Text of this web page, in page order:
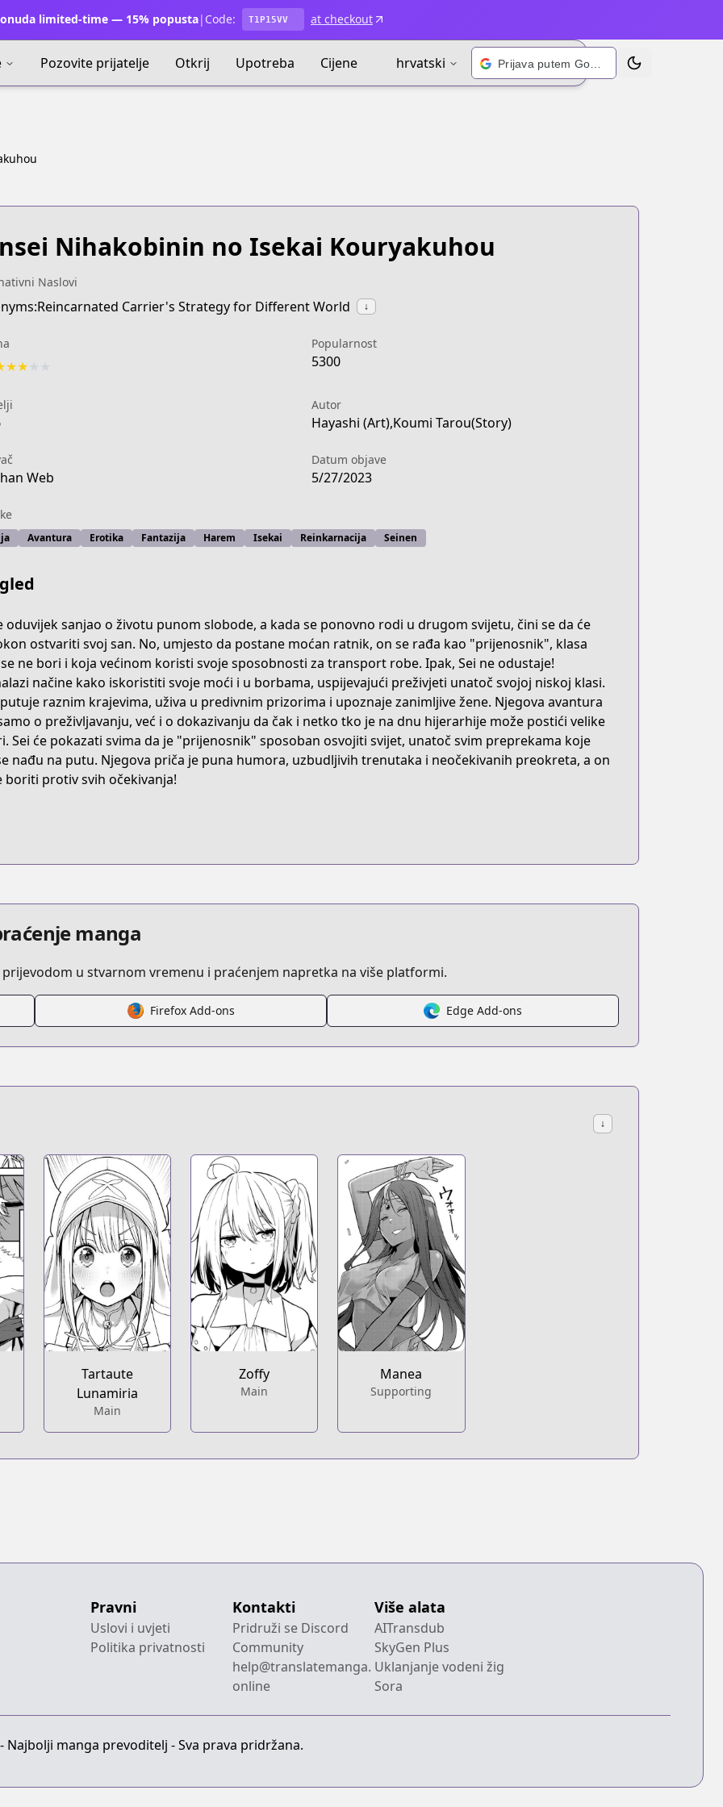
limited-time — 15% popusta| Code: T1P15VV at checkout
Pozovite prijatelje Otkrij Upotreba Cijene hrvatski Prebaci temu
4c69-ad99-6b3ce4ad55de
ni-hakobijin-no-isekai-kouryakuhou
jin-no-isekai-kouryakuhou
www.cdjapan.co.jp/searchuni?fq.category=UD:14&q=転生荷運び人の異世界攻略法
a-reincarnated-carriers-strategy-for-another-world/
Nihakobinin no Isekai Kouryakuhou
Naslovi
Carrier's Strategy for Different World ↓
★★
Popularnost
5300
Autor
Hayashi (Art),Koumi Tarou(Story)
Web
Datum objave
5/27/2023
Avantura Erotika Fantazija Harem Isekai Reinkarnacija Seinen
oduvijek sanjao o životu punom slobode, a kada se ponovno rodi u drugom svijetu, čini se da će
ostvariti svoj san. No, umjesto da postane moćan ratnik, on se rađa kao "prijenosnik", klasa
ne bori i koja većinom koristi svoje sposobnosti za transport robe. Ipak, Sei ne odustaje!
načine kako iskoristiti svoje moći i u borbama, uspijevajući preživjeti unatoč svojoj niskoj klasi.
raznim krajevima, uživa u predivnim prizorima i upoznaje zanimljive žene. Njegova avantura
o preživljavanju, već i o dokazivanju da čak i netko tko je na dnu hijerarhije može postići velike
Sei će pokazati svima da je "prijenosnik" sposoban osvojiti svijet, unatoč svim preprekama koje
nađu na putu. Njegova priča je puna humora, uzbudljivih trenutaka i neočekivanih preokreta, a on
boriti protiv svih očekivanja!
manga
u stvarnom vremenu i praćenjem napretka na više platformi.
Firefox Add-ons Edge Add-ons
↓
Tartaute
Lunamiria
Main
Zoffy
Main
Manea
Supporting
Pravni
Uslovi i uvjeti
Politika privatnosti
Kontakti
Pridruži se Discord
Community
help@translatemanga.
online
Više alata
AITransdub
SkyGen Plus
Uklanjanje vodeni žig
Sora
manga prevoditelj - Sva prava pridržana.